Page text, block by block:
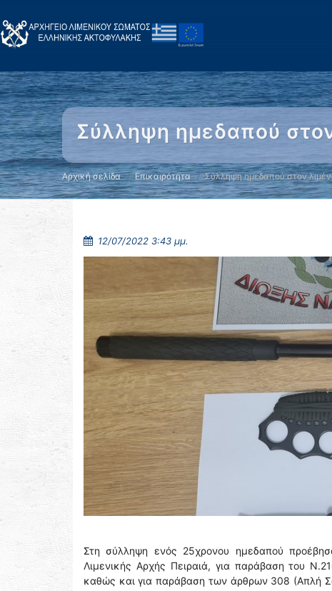
Σύλληψη ημεδαπού
Αρχική σελίδα Επικαιρότητα Σύλληψη ημεδαπού στον
12/07/2022 3:43 μμ.
Στη σύλληψη ενός 25χρονου ημεδαπού
Λιμενικής Αρχής Πειραιά, για παράβαση του
καθώς και για παράβαση των άρθρων 308 (Απλή